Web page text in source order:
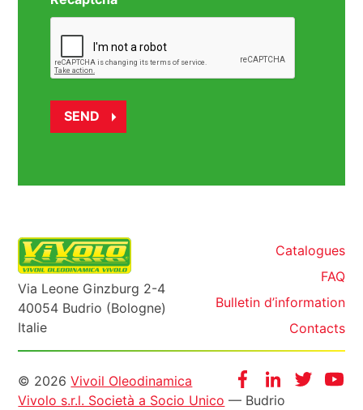
Via Leone Ginzburg 2-4
40054 Budrio (Bologne)
Italie
Catalogues
FAQ
Bulletin d’information
Contacts
FacebookInstagram
Twitter
Informazioni
© 2026Vivoil Oleodinamica
Vivolo s.r.l. Società a Socio Unico — Budrio